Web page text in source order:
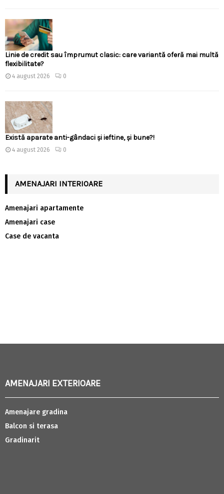
Linie de credit sau împrumut clasic: care variantă oferă mai multă
flexibilitate?
4 august 2026 0
Există aparate anti-gândaci și ieftine, și bune?!
4 august 2026 0
AMENAJARI INTERIOARE
Amenajari apartamente
Amenajari case
Case de vacanta
AMENAJARI EXTERIOARE
Amenajare gradina
Balcon si terasa
Gradinarit